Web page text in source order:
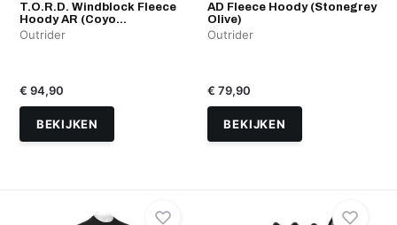
T.O.R.D. Windblock Fleece
Hoody AR (Coyo...
Outrider
€ 94,90
BEKIJKEN
AD Fleece Hoody (Stonegrey
Olive)
Outrider
€ 79,90
BEKIJKEN